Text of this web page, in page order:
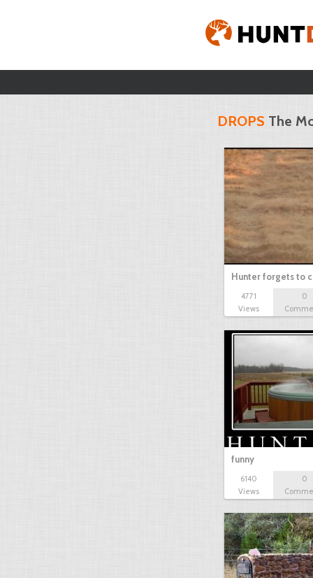
DROPS The
Hunter forgets to
4771
Views
0
funny
6140
Views
0